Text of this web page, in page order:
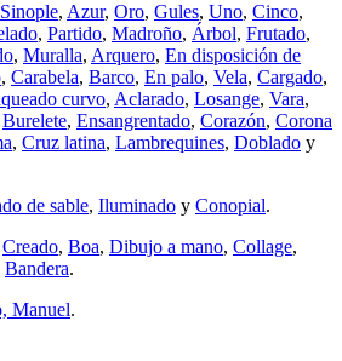
Sinople, Azur, Oro, Gules, Uno, Cinco,
, Partido, Madroño, Árbol, Frutado,
, Muralla, Arquero, En disposición de
, Carabela, Barco, En palo, Vela, Cargado,
curvo, Aclarado, Losange, Vara,
Burelete, Ensangrentado, Corazón, Corona
, Cruz latina, Lambrequines, Doblado y
de sable, Iluminado y Conopial.
Creado, Boa, Dibujo a mano, Collage,
Bandera.
Manuel.